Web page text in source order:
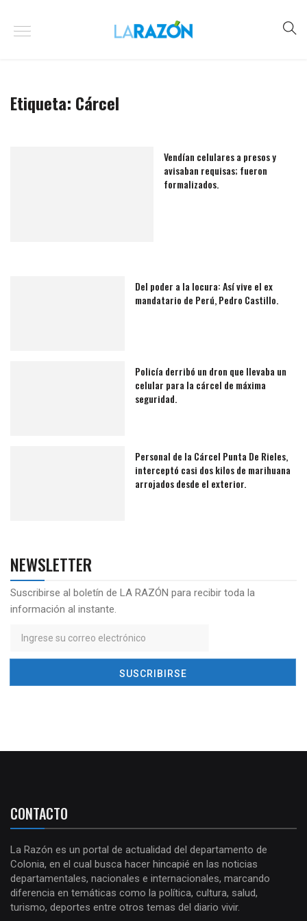
Etiqueta: Cárcel
Vendían celulares a presos y
avisaban requisas; fueron
formalizados.
Del poder a la locura: Así vive el ex
mandatario de Perú, Pedro Castillo.
Policía derribó un dron que llevaba un
celular para la cárcel de máxima
seguridad.
Personal de la Cárcel Punta De Rieles,
interceptó casi dos kilos de marihuana
arrojados desde el exterior.
NEWSLETTER
Suscribirse al boletín de LA RAZÓN para recibir toda la
información al instante.
CONTACTO
La Razón es un portal de actualidad del departamento de
Colonia, en el cual busca hacer hincapié en las noticias
departamentales, nacionales e internacionales, marcando
diferencia en temáticas como la política, cultura, salud,
turismo, deportes entre otros temas del diario vivir.